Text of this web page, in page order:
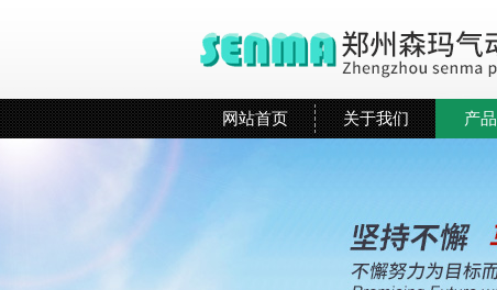
网站首页 关于我们 产